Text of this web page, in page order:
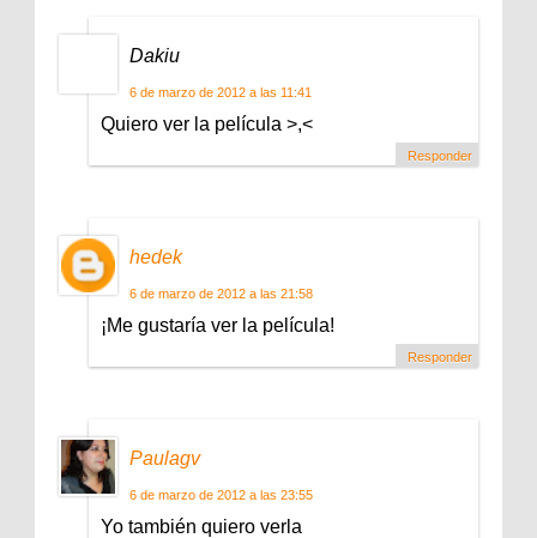
Dakiu
6 de marzo de 2012 a las 11:41
Quiero ver la película >,<
Responder
hedek
6 de marzo de 2012 a las 21:58
¡Me gustaría ver la película!
Responder
Paulagv
6 de marzo de 2012 a las 23:55
Yo también quiero verla